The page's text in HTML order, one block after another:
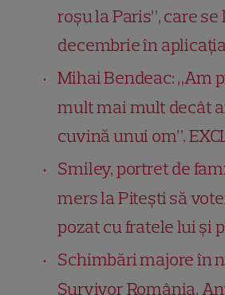
roșu la Paris”, care se
decembrie în
Mihai Bendeac: „Am
mult mai mult decât
cuvină unui om”.
Smiley, portret de
mers la Pitești să
pozat cu fratele lui și
Schimbări majore în
Survivor România.